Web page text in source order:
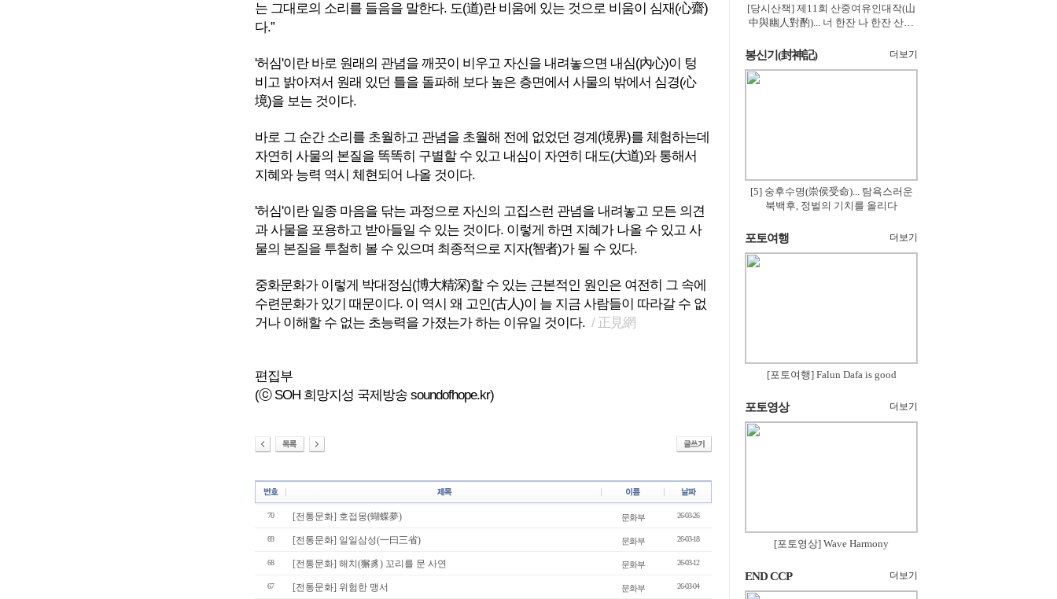
는 그대로의 소리를 들음을 말한다. 도(道)란 비움에 있는 것으로 비움이 심재(心齋)
다.”
'허심'이란 바로 원래의 관념을 깨끗이 비우고 자신을 내려놓으면 내심(內心)이 텅
비고 밝아져서 원래 있던 틀을 돌파해 보다 높은 층면에서 사물의 밖에서 심경(心
境)을 보는 것이다.
바로 그 순간 소리를 초월하고 관념을 초월해 전에 없었던 경계(境界)를 체험하는데
자연히 사물의 본질을 똑똑히 구별할 수 있고 내심이 자연히 대도(大道)와 통해서
지혜와 능력 역시 체현되어 나올 것이다.
'허심'이란 일종 마음을 닦는 과정으로 자신의 고집스런 관념을 내려놓고 모든 의견
과 사물을 포용하고 받아들일 수 있는 것이다. 이렇게 하면 지혜가 나올 수 있고 사
물의 본질을 투철히 볼 수 있으며 최종적으로 지자(智者)가 될 수 있다.
중화문화가 이렇게 박대정심(博大精深)할 수 있는 근본적인 원인은 여전히 그 속에
수련문화가 있기 때문이다. 이 역시 왜 고인(古人)이 늘 지금 사람들이 따라갈 수 없
거나 이해할 수 없는 초능력을 가졌는가 하는 이유일 것이다. / 正見網
편집부
(ⓒ SOH 희망지성 국제방송 soundofhope.kr)
70 [전통문화] 호접몽(蝴蝶夢) 문화부 26-03-26
69 [전통문화] 일일삼성(一曰三省) 문화부 26-03-18
68 [전통문화] 해치(獬豸) 꼬리를 문 사연 문화부 26-03-12
67 [전통문화] 위험한 맹서 문화부 26-03-04
[당시산책] 제11회 산중여유인대작(山
中與幽人對酌)... 너 한잔 나 한잔 산의
봉신기(封神記) 더보기
[5] 숭후수명(崇侯受命)... 탐욕스러운
북백후, 정벌의 기치를 올리다
포토여행 더보기
[포토여행] Falun Dafa is good
포토영상 더보기
[포토영상] Wave Harmony
END CCP 더보기